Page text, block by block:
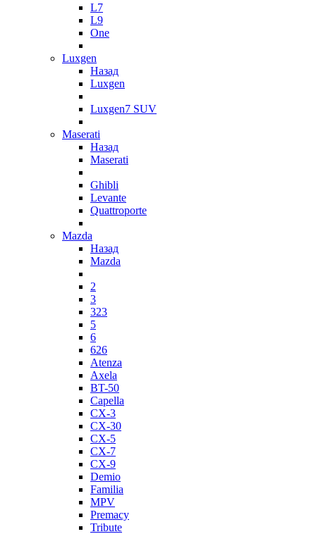
L7
L9
One
Luxgen
Назад
Luxgen
Luxgen7 SUV
Maserati
Назад
Maserati
Ghibli
Levante
Quattroporte
Mazda
Назад
Mazda
2
3
323
5
6
626
Atenza
Axela
BT-50
Capella
CX-3
CX-30
CX-5
CX-7
CX-9
Demio
Familia
MPV
Premacy
Tribute